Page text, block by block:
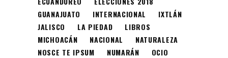
GUANAJUATO
INTERNACIONAL
IXTLÁN
JALISCO
LA PIEDAD
LIBROS
MICHOACÁN
NACIONAL
NATURALEZA
NOSCE TE IPSUM
NUMARÁN
OCIO